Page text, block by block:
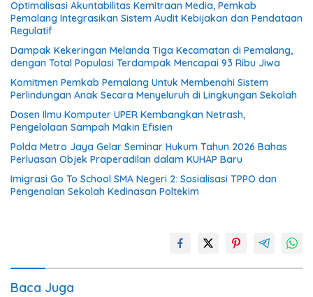
​Optimalisasi Akuntabilitas Kemitraan Media, Pemkab
Pemalang Integrasikan Sistem Audit Kebijakan dan Pendataan
Regulatif
Dampak Kekeringan Melanda Tiga Kecamatan di Pemalang,
dengan Total Populasi Terdampak Mencapai 93 Ribu Jiwa
Komitmen Pemkab Pemalang Untuk Membenahi Sistem
Perlindungan Anak Secara Menyeluruh di Lingkungan Sekolah
Dosen Ilmu Komputer UPER Kembangkan Netrash,
Pengelolaan Sampah Makin Efisien
Polda Metro Jaya Gelar Seminar Hukum Tahun 2026 Bahas
Perluasan Objek Praperadilan dalam KUHAP Baru
Imigrasi Go To School SMA Negeri 2: Sosialisasi TPPO dan
Pengenalan Sekolah Kedinasan Poltekim
Baca Juga